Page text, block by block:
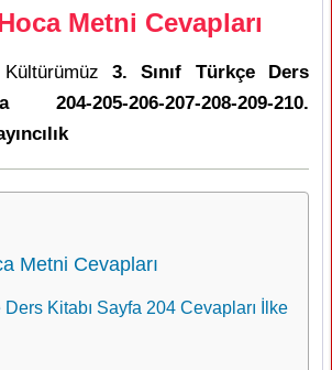
Metni Cevapları
3. Sınıf Türkçe Ders
205-206-207-208-209-210.
Metni Cevapları
Ders Kitabı Sayfa 204 Cevapları İlke